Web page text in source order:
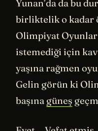
Yunan’da da bu
birliktelik o kadar
Olimpiyat
istemediği için
yaşına rağmen
Gelin görün ki
başına güneş